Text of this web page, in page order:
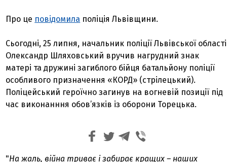
Про це повідомила поліція Львівщини.
Сьогодні, 25 липня, начальник поліції Львівської області
Олександр Шляховський вручив нагрудний знак
матері та дружині загиблого бійця батальйону поліції
особливого призначення «КОРД» (стрілецький).
Поліцейський героїчно загинув на вогневій позиції під
час виконанння обов’язків із оборони Торецька.
"На жаль, війна триває і забирає кращих – наших